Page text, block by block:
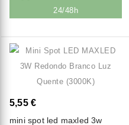
24/48h
5,55 €
mini spot led maxled 3w